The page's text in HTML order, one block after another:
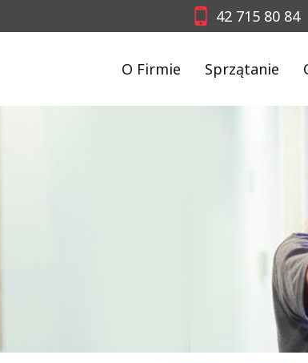
42 715 80 84
O Firmie Sprzątanie